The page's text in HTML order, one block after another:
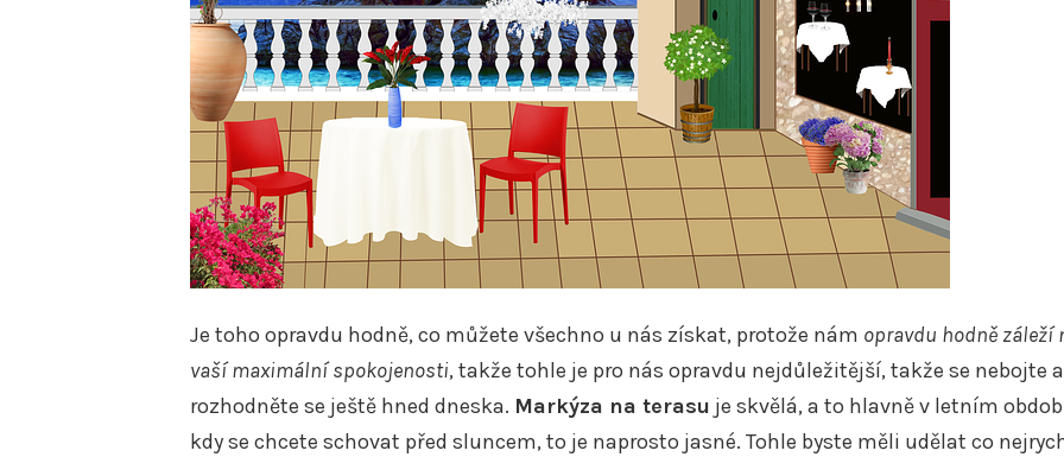
Je toho opravdu hodně, co můžete všechno u nás získat, protože nám opravdu hodně záleží
vaší maximální spokojenosti, takže tohle je pro nás opravdu nejdůležitější, takže se nebojte a
rozhodněte se ještě hned dneska. Markýza na terasu je skvělá, a to hlavně v letním
kdy se chcete schovat před sluncem, to je naprosto jasné. Tohle byste měli udělat co